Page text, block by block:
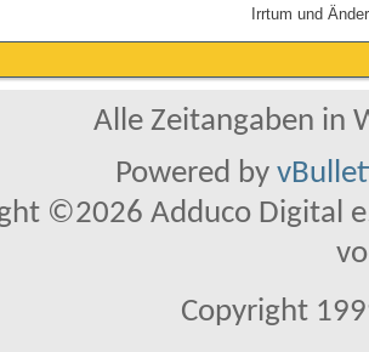
Irrtum und
Alle Zeitangaben in
Powered by
©2026 Adduco Digital
Copyright